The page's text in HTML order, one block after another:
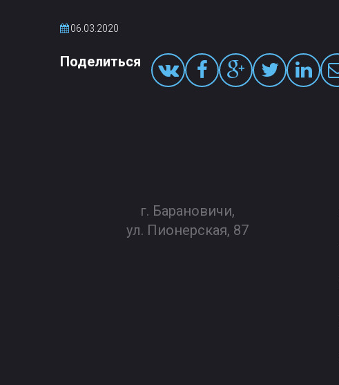
06.03.2020
Поделиться
г. Барановичи,
ул. Пионерская, 87